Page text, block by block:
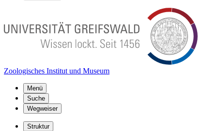
Zoologisches Institut und Museum
Menü
Suche
Wegweiser
Struktur